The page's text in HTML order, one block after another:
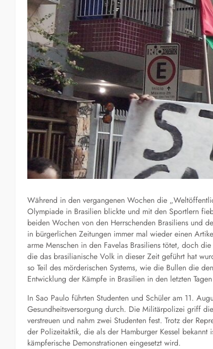
Während in den vergangenen Wochen die
Olympiade in Brasilien blickte und mit den Sportlern
beiden Wochen von den Herrschenden Brasiliens und
in bürgerlichen Zeitungen immer mal wieder einen
arme Menschen in den Favelas Brasiliens tötet, doch
die das brasilianische Volk in dieser Zeit geführt hat
so Teil des mörderischen Systems, wie die Bullen die
Entwicklung der Kämpfe in Brasilien in den letzten
In Sao Paulo führten Studenten und Schüler am 11.
Gesundheitsversorgung durch. Die Militärpolizei griff
verstreuen und nahm zwei Studenten fest. Trotz der
der Polizeitaktik, die als der Hamburger Kessel
kämpferische Demonstrationen eingesetzt wird.